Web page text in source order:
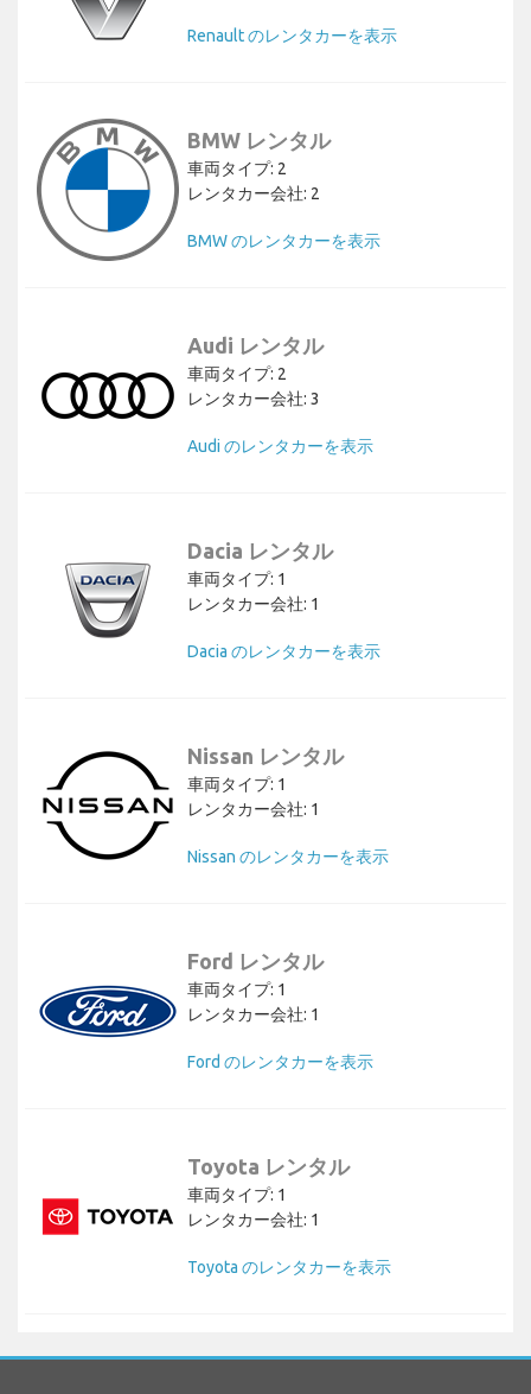
Renault のレンタカーを表示
BMW レンタル
車両タイプ: 2
レンタカー会社: 2
BMW のレンタカーを表示
Audi レンタル
車両タイプ: 2
レンタカー会社: 3
Audi のレンタカーを表示
Dacia レンタル
車両タイプ: 1
レンタカー会社: 1
Dacia のレンタカーを表示
Nissan レンタル
車両タイプ: 1
レンタカー会社: 1
Nissan のレンタカーを表示
Ford レンタル
車両タイプ: 1
レンタカー会社: 1
Ford のレンタカーを表示
Toyota レンタル
車両タイプ: 1
レンタカー会社: 1
Toyota のレンタカーを表示